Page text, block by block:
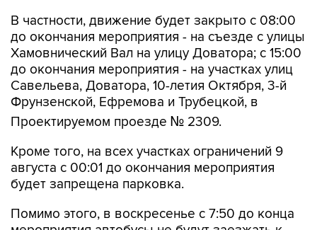
В частности, движение будет закрыто с 08:00
до окончания мероприятия - на съезде с улицы
Хамовнический Вал на улицу Доватора; с 15:00
до окончания мероприятия - на участках улиц
Савельева, Доватора, 10-летия Октября, 3-й
Фрунзенской, Ефремова и Трубецкой, в
Проектируемом проезде № 2309.
Кроме того, на всех участках ограничений 9
августа с 00:01 до окончания мероприятия
будет запрещена парковка.
Помимо этого, в воскресенье с 7:50 до конца